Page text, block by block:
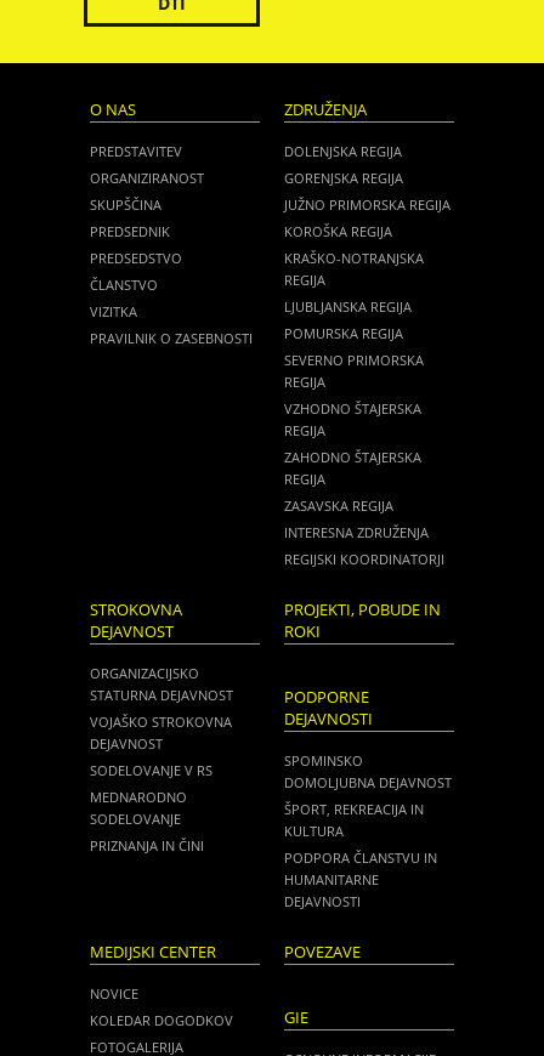
O NAS
PREDSTAVITEV
ORGANIZIRANOST
SKUPŠČINA
PREDSEDNIK
PREDSEDSTVO
ČLANSTVO
VIZITKA
PRAVILNIK O ZASEBNOSTI
ZDRUŽENJA
DOLENJSKA REGIJA
GORENJSKA REGIJA
JUŽNO PRIMORSKA REGIJA
KOROŠKA REGIJA
KRAŠKO-NOTRANJSKA
REGIJA
LJUBLJANSKA REGIJA
POMURSKA REGIJA
SEVERNO PRIMORSKA
REGIJA
VZHODNO ŠTAJERSKA
REGIJA
ZAHODNO ŠTAJERSKA
REGIJA
ZASAVSKA REGIJA
INTERESNA ZDRUŽENJA
REGIJSKI KOORDINATORJI
STROKOVNA
DEJAVNOST
ORGANIZACIJSKO
STATURNA DEJAVNOST
VOJAŠKO STROKOVNA
DEJAVNOST
SODELOVANJE V RS
MEDNARODNO
SODELOVANJE
PRIZNANJA IN ČINI
PROJEKTI, POBUDE IN
ROKI
PODPORNE
DEJAVNOSTI
SPOMINSKO
DOMOLJUBNA DEJAVNOST
ŠPORT, REKREACIJA IN
KULTURA
PODPORA ČLANSTVU IN
HUMANITARNE
DEJAVNOSTI
MEDIJSKI CENTER
NOVICE
KOLEDAR DOGODKOV
FOTOGALERIJA
POVEZAVE
GIE